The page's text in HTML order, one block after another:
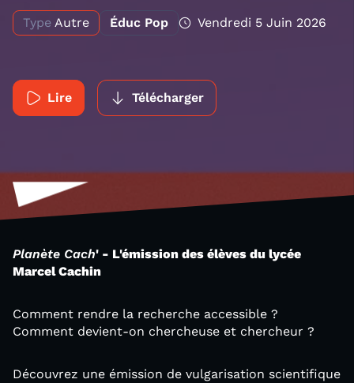
Type Autre Éduc Pop Vendredi 5 Juin 2026
Lire Télécharger
Planète Cach' - L'émission des élèves du lycée
Marcel Cachin
Comment rendre la recherche accessible ?
Comment devient-on chercheuse et chercheur ?
Découvrez une émission de vulgarisation scientifique